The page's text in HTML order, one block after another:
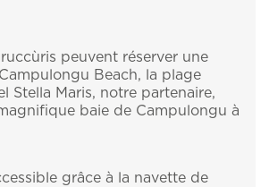
peuvent réserver une
Beach, la plage
Stella Maris, notre partenaire,
baie de Campulongu à
grâce à la navette de